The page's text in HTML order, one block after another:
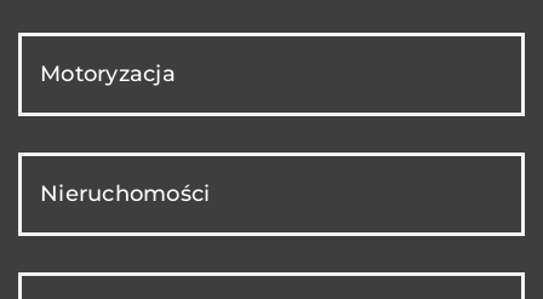
Motoryzacja
Nieruchomości